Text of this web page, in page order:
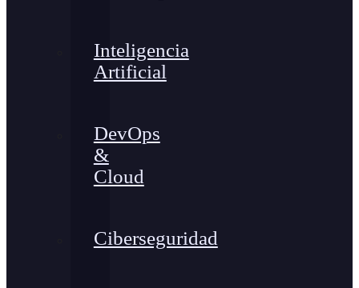
Inteligencia
Artificial
DevOps
&
Cloud
Ciberseguridad